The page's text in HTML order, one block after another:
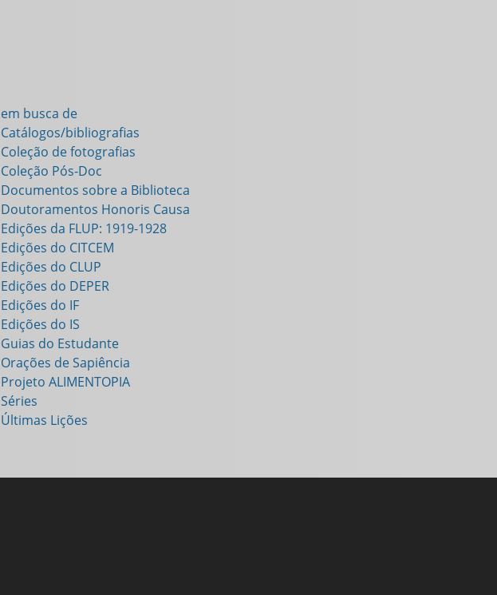
em busca de
Catálogos/bibliografias
Coleção de fotografias
Coleção Pós-Doc
Documentos sobre a Biblioteca
Doutoramentos Honoris Causa
Edições da FLUP: 1919-1928
Edições do CITCEM
Edições do CLUP
Edições do DEPER
Edições do IF
Edições do IS
Guias do Estudante
Orações de Sapiência
Projeto ALIMENTOPIA
Séries
Últimas Lições